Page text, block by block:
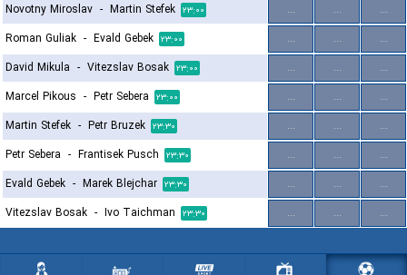
Novotny Miroslav - Martin Stefek ۲۳:۰۰ ... ...
...
Roman Guliak - Evald Gebek ۲۳:۰۰ ... ...
...
David Mikula - Vitezslav Bosak ۲۳:۰۰ ... ...
...
Marcel Pikous - Petr Sebera ۲۳:۰۰ ... ...
...
Martin Stefek - Petr Bruzek ۲۳:۳۰ ... ...
...
Petr Sebera - Frantisek Pusch ۲۳:۳۰ ... ...
...
Evald Gebek - Marek Blejchar ۲۳:۳۰ ... ...
...
Vitezslav Bosak - Ivo Taichman ۲۳:۳۰ ... ... ...